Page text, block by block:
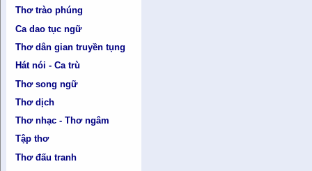
Thơ trào phúng
Ca dao tục ngữ
Thơ dân gian truyền tụng
Hát nói - Ca trù
Thơ song ngữ
Thơ dịch
Thơ nhạc - Thơ ngâm
Tập thơ
Thơ đấu tranh